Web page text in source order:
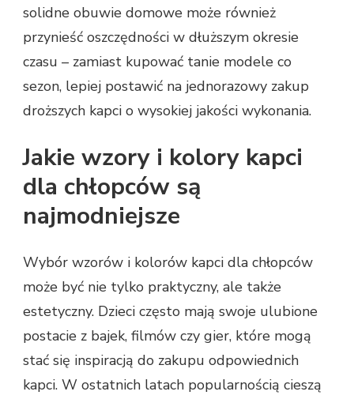
solidne obuwie domowe może również
przynieść oszczędności w dłuższym okresie
czasu – zamiast kupować tanie modele co
sezon, lepiej postawić na jednorazowy zakup
droższych kapci o wysokiej jakości wykonania.
Jakie wzory i kolory kapci
dla chłopców są
najmodniejsze
Wybór wzorów i kolorów kapci dla chłopców
może być nie tylko praktyczny, ale także
estetyczny. Dzieci często mają swoje ulubione
postacie z bajek, filmów czy gier, które mogą
stać się inspiracją do zakupu odpowiednich
kapci. W ostatnich latach popularnością cieszą